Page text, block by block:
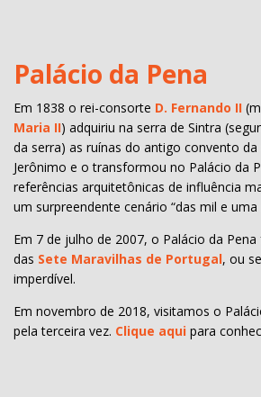
Palácio da Pena
Em 1838 o rei-consorte D. Fernando II
Maria II) adquiriu na serra de Sintra
da serra) as ruínas do antigo convento da
Jerônimo e o transformou no Palácio da
referências arquitetônicas de influência
um surpreendente cenário “das mil e uma
Em 7 de julho de 2007, o Palácio da
das Sete Maravilhas de Portugal, ou
imperdível.
Em novembro de 2018, visitamos o
pela terceira vez. Clique aqui para